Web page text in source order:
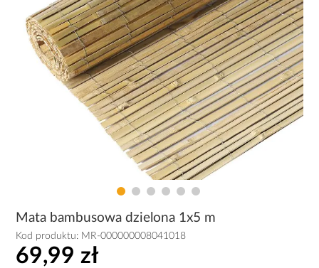
Mata bambusowa dzielona 1x5 m
Kod produktu: MR-000000008041018
69,99 zł